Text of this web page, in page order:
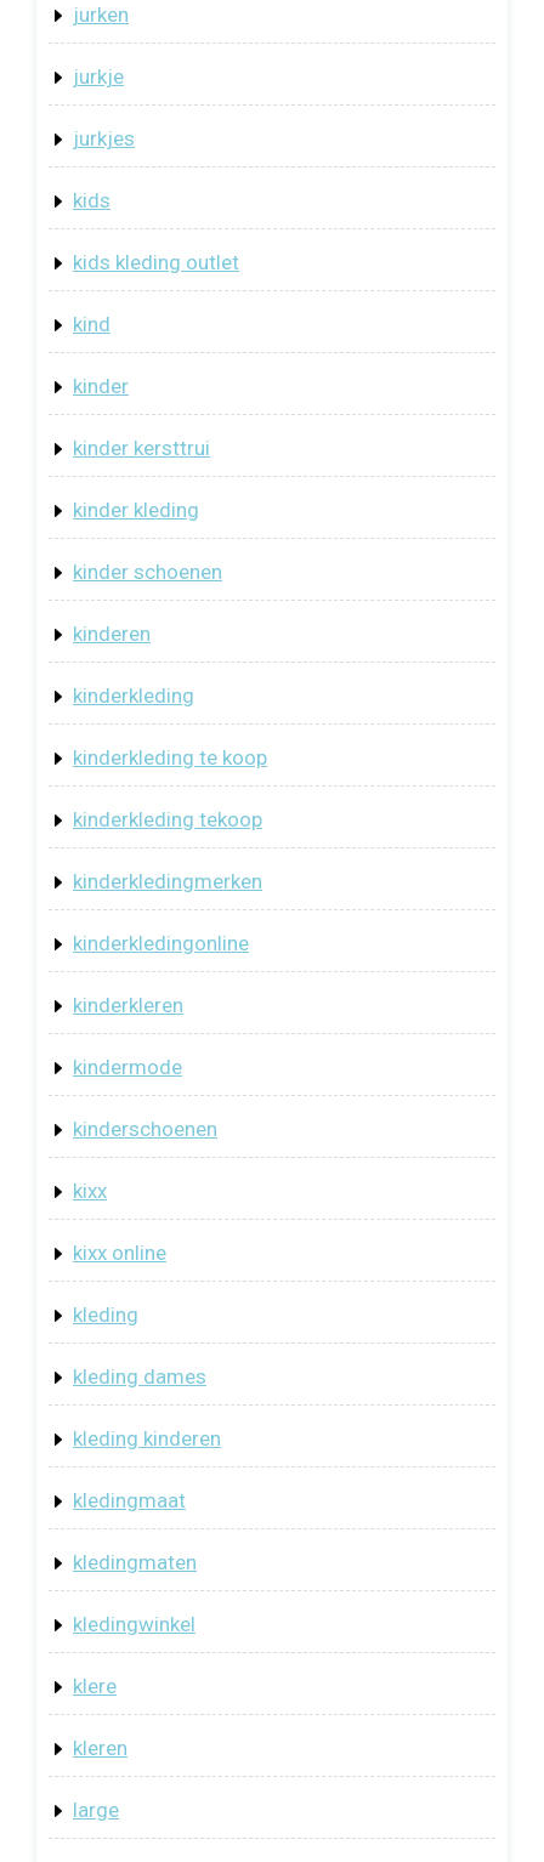
jurken
jurkje
jurkjes
kids
kids kleding outlet
kind
kinder
kinder kersttrui
kinder kleding
kinder schoenen
kinderen
kinderkleding
kinderkleding te koop
kinderkleding tekoop
kinderkledingmerken
kinderkledingonline
kinderkleren
kindermode
kinderschoenen
kixx
kixx online
kleding
kleding dames
kleding kinderen
kledingmaat
kledingmaten
kledingwinkel
klere
kleren
large